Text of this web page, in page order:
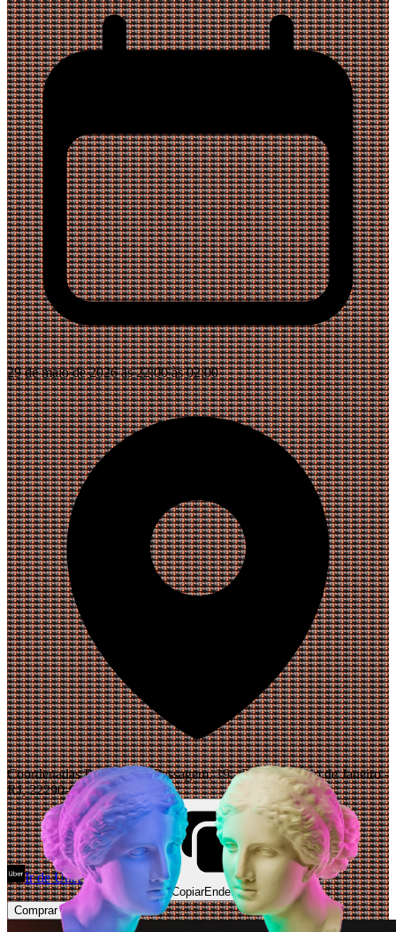
29 de maio de 2026 às 22:00 às 02:00
Coordenadas Bar, Rua da Passagem, 19 - Botafogo, Rio de Janeiro -
RJ, 22290-030, Brasil
Ir de Uber Abrir Maps
CopiarEndereço
Comprar Ingressos